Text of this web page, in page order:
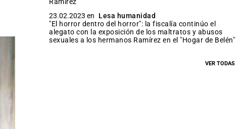
23.02.2023 en
Lesa humanidad
"El horror dentro del horror": la fiscalía continúo el
alegato con la exposición de los maltratos y abusos
sexuales a los hermanos Ramírez en el "Hogar de Belén"
VER TODAS